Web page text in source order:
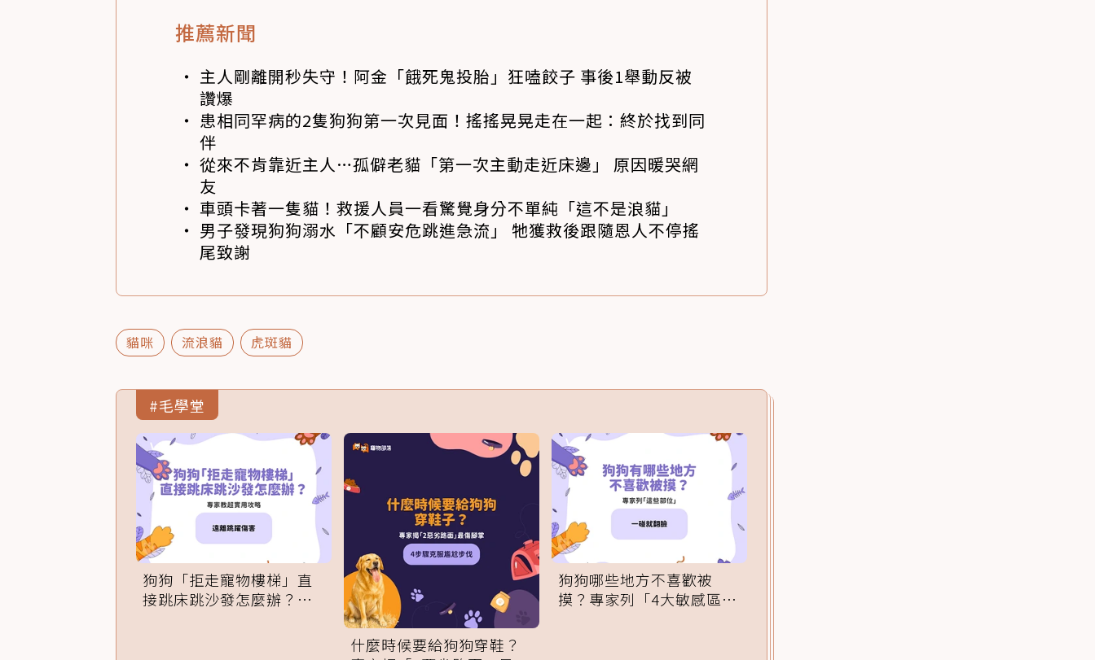
推薦新聞
主人剛離開秒失守！阿金「餓死鬼投胎」狂嗑餃子 事後1舉動反被
讚爆
患相同罕病的2隻狗狗第一次見面！搖搖晃晃走在一起：終於找到同
伴
從來不肯靠近主人…孤僻老貓「第一次主動走近床邊」 原因暖哭網
友
車頭卡著一隻貓！救援人員一看驚覺身分不單純「這不是浪貓」
男子發現狗狗溺水「不顧安危跳進急流」 牠獲救後跟隨恩人不停搖
尾致謝
貓咪 流浪貓 虎斑貓
#毛學堂
狗狗「拒走寵物樓梯」直
接跳床跳沙發怎麼辦？專
什麼時候要給狗狗穿鞋？
狗狗哪些地方不喜歡被
摸？專家列「4大敏感區